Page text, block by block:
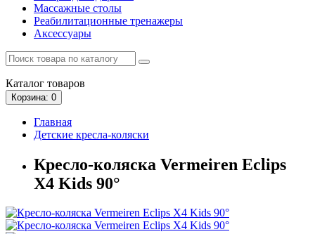
Массажные столы
Реабилитационные тренажеры
Аксессуары
Каталог товаров
Корзина: 0
Главная
Детские кресла-коляски
Кресло-коляска Vermeiren Eclips
X4 Kids 90°